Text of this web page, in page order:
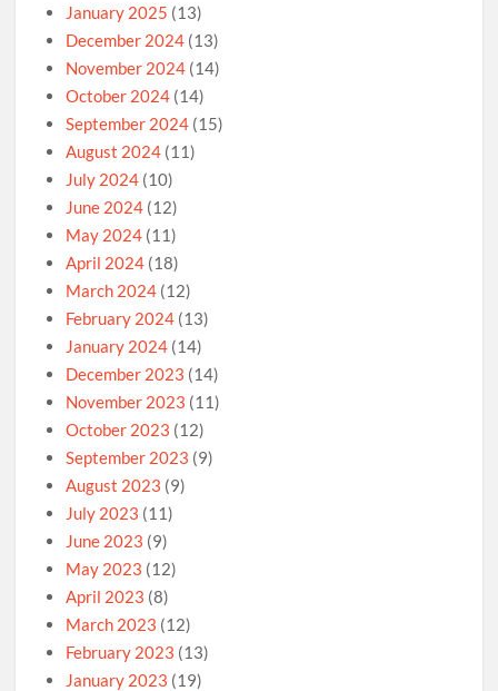
January 2025 (13)
December 2024 (13)
November 2024 (14)
October 2024 (14)
September 2024 (15)
August 2024 (11)
July 2024 (10)
June 2024 (12)
May 2024 (11)
April 2024 (18)
March 2024 (12)
February 2024 (13)
January 2024 (14)
December 2023 (14)
November 2023 (11)
October 2023 (12)
September 2023 (9)
August 2023 (9)
July 2023 (11)
June 2023 (9)
May 2023 (12)
April 2023 (8)
March 2023 (12)
February 2023 (13)
January 2023 (19)